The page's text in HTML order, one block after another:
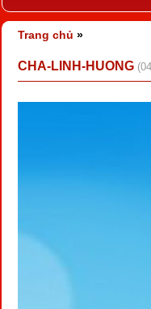
Trang chủ »
CHA-LINH-HUONG